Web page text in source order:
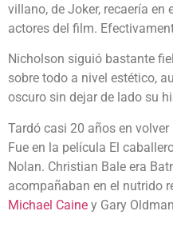
villano, de Joker, recaería
actores del film.
Nicholson siguió bastante
sobre todo a nivel estético,
oscuro sin dejar de lado su
Tardó casi 20 años en
Fue en la película El
Nolan. Christian Bale era
acompañaban en el nutrido
Michael Caine y Gary